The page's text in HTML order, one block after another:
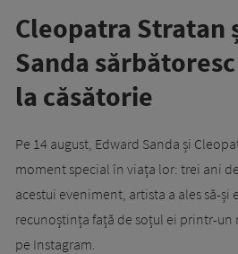
Cleopatra Stratan
Sanda
la căsătorie
Pe 14 august, Edward Sanda și
moment special în viața lor: trei ani
acestui eveniment, artista a ales să-
recunoștința față de soțul ei printr-
pe Instagram.